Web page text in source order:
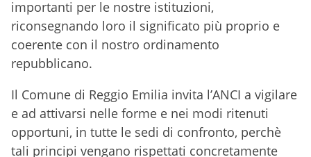
importanti per le nostre istituzioni,
riconsegnando loro il significato più proprio e
coerente con il nostro ordinamento
repubblicano.
Il Comune di Reggio Emilia invita l’ANCI a vigilare
e ad attivarsi nelle forme e nei modi ritenuti
opportuni, in tutte le sedi di confronto, perchè
tali principi vengano rispettati concretamente